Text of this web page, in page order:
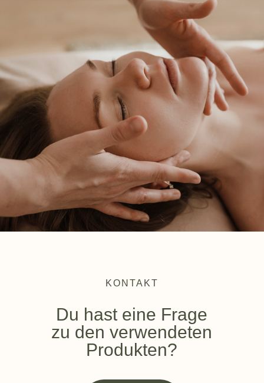
KONTAKT
Du hast eine Frage
zu den verwendeten
Produkten?